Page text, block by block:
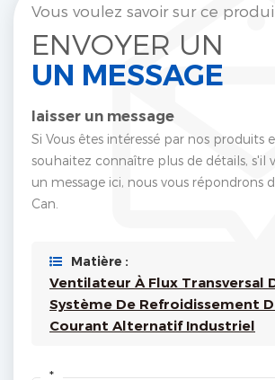
Vous voulez savoir sur ce
ENVOYER UN
UN MESSAGE
laisser un message
Si Vous êtes intéressé par nos produits
souhaitez connaître plus de détails, s'il
un message ici, nous vous répondrons
Can.
Matière :
Ventilateur À Flux Transversal
Système De Refroidissement
Courant Alternatif Industriel
*